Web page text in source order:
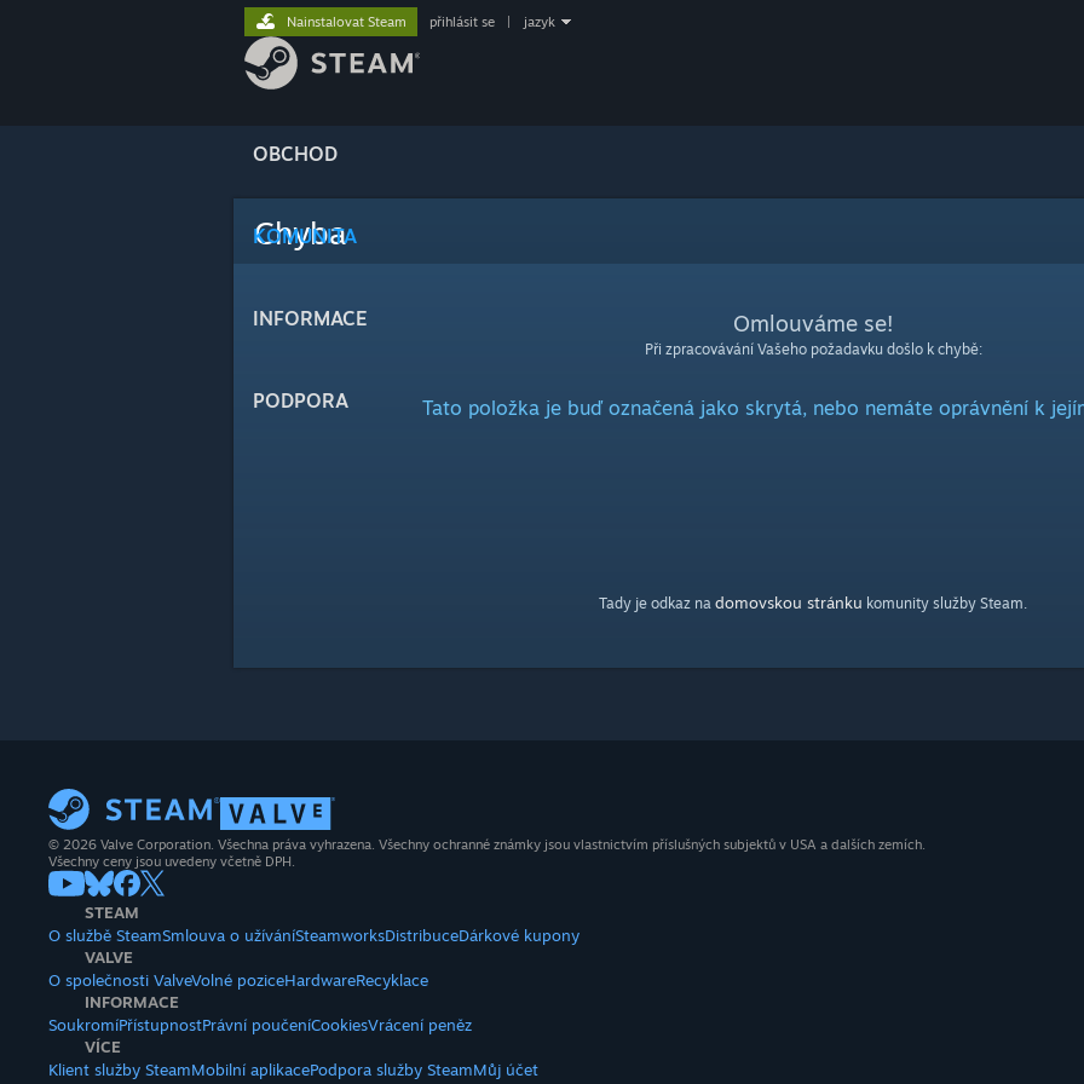
OBCHOD
KOMUNITA
INFORMACE
PODPORA
Nainstalovat Steam přihlásit se jazyk
Chyba
Omlouváme se!
Při zpracovávání Vašeho požadavku došlo k chybě:
Tato položka je buď označená jako skrytá, nebo nemáte oprávnění k
Tady je odkaz na domovskou stránku komunity služby Steam.
© 2026 Valve Corporation. Všechna práva vyhrazena. Všechny ochranné známky jsou vlastnictvím příslušných subjektů v USA a dalších zemích.
Všechny ceny jsou uvedeny včetně DPH.
STEAM
O službě SteamSmlouva o užíváníSteamworksDistribuceDárkové kupony
VALVE
O společnosti ValveVolné poziceHardwareRecyklace
INFORMACE
SoukromíPřístupnostPrávní poučeníCookiesVrácení peněz
VÍCE
Klient služby SteamMobilní aplikacePodpora služby SteamMůj účet